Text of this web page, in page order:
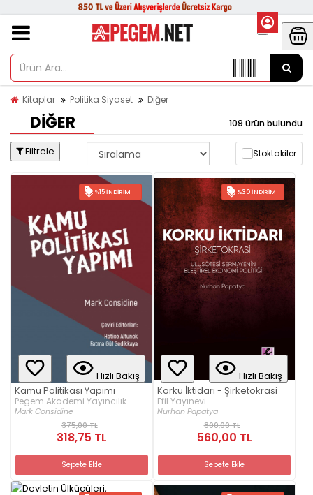
Kitaplar Politika Siyaset Diğer
DIĞER 109 ürün bulundu
Filtrele Stoktakiler
%15 İNDIRIM
Hızlı Bakış
Kamu Politikası Yapımı
Pegem Akademi Yayıncılık
Mark Considine
375,00 TL
318,75 TL
Sepete Ekle
%30 İNDIRIM
Hızlı Bakış
Korku İktidarı - Şirketokrasi
Efil Yayınevi
Nurhan Papatya
800,00 TL
560,00 TL
Sepete Ekle